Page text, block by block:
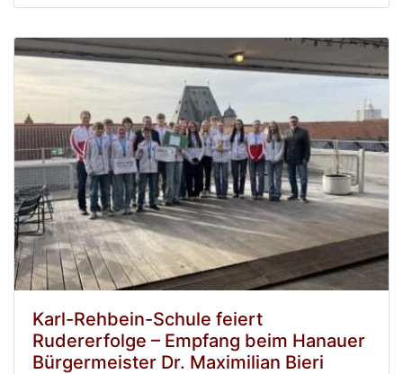
Karl-Rehbein-Schule feiert
Rudererfolge – Empfang beim Hanauer
Bürgermeister Dr. Maximilian Bieri